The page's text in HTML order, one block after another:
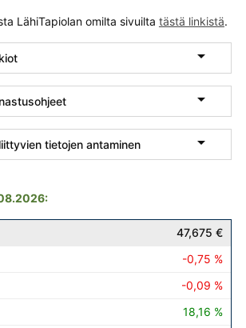
LähiTapiolan omilta sivuilta tästä linkistä.


tietojen antaminen 
15 v
47,675 €
-0,75 %
-0,09 %
18,16 %